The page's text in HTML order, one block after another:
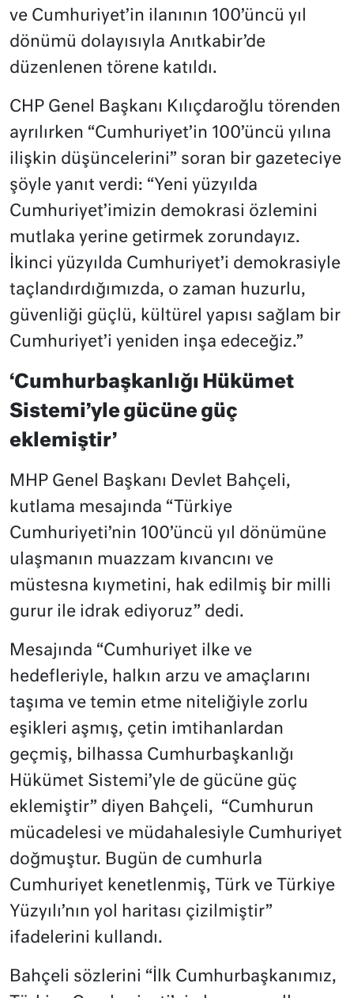
ve Cumhuriyet’in ilanının 100’üncü yıl
dönümü dolayısıyla Anıtkabir’de
düzenlenen törene katıldı.
CHP Genel Başkanı Kılıçdaroğlu törenden
ayrılırken “Cumhuriyet’in 100’üncü yılına
ilişkin düşüncelerini” soran bir gazeteciye
şöyle yanıt verdi: “Yeni yüzyılda
Cumhuriyet’imizin demokrasi özlemini
mutlaka yerine getirmek zorundayız.
İkinci yüzyılda Cumhuriyet’i demokrasiyle
taçlandırdığımızda, o zaman huzurlu,
güvenliği güçlü, kültürel yapısı sağlam bir
Cumhuriyet’i yeniden inşa edeceğiz.”
‘Cumhurbaşkanlığı Hükümet
Sistemi’yle gücüne güç
eklemiştir’
MHP Genel Başkanı Devlet Bahçeli,
kutlama mesajında “Türkiye
Cumhuriyeti’nin 100’üncü yıl dönümüne
ulaşmanın muazzam kıvancını ve
müstesna kıymetini, hak edilmiş bir milli
gurur ile idrak ediyoruz” dedi.
Mesajında “Cumhuriyet ilke ve
hedefleriyle, halkın arzu ve amaçlarını
taşıma ve temin etme niteliğiyle zorlu
eşikleri aşmış, çetin imtihanlardan
geçmiş, bilhassa Cumhurbaşkanlığı
Hükümet Sistemi’yle de gücüne güç
eklemiştir” diyen Bahçeli, “Cumhurun
mücadelesi ve müdahalesiyle Cumhuriyet
doğmuştur. Bugün de cumhurla
Cumhuriyet kenetlenmiş, Türk ve Türkiye
Yüzyılı’nın yol haritası çizilmiştir”
ifadelerini kullandı.
Bahçeli sözlerini “İlk Cumhurbaşkanımız,